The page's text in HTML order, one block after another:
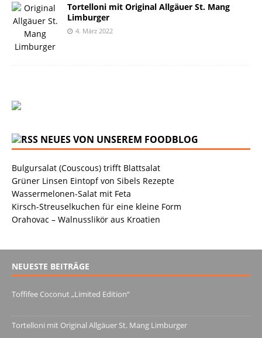
Tortelloni mit Original Allgäuer St. Mang
Limburger
4. März 2022
NEUES VON UNSEREM FOODBLOG
Bulgursalat (Couscous) trifft Blattsalat
Grüner Linsen Eintopf von Sibels Rezepte
Wassermelonen-Salat mit Feta
Kirsch-Streuselkuchen für eine kleine Form
Orahovac – Walnusslikör aus Kroatien
NEUESTE BEITRÄGE
Toffifee Coconut „Limited Edition“
Tortelloni mit Original Allgäuer St. Mang Limburger